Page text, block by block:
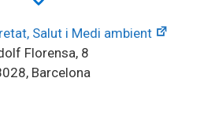
Salut i Medi ambient
Florensa, 8
Barcelona